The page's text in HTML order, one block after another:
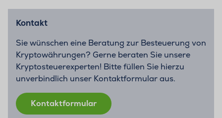
Kontakt
Sie wünschen eine Beratung zur Besteuerung von
Kryptowährungen? Gerne beraten Sie unsere
Kryptosteuerexperten! Bitte füllen Sie hierzu
unverbindlich unser Kontaktformular aus.
Kontaktformular